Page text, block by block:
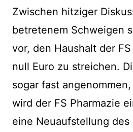
Zwischen hitziger
betretenem Schweigen
vor, den Haushalt der
null Euro zu streichen.
sogar fast
wird der FS Pharmazie
eine Neuaufstellung des